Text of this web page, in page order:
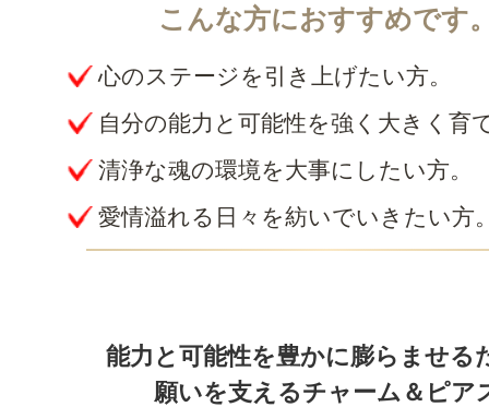
心のステージを引き上げたい方。
自分の能力と可能性を強く大きく育
清浄な魂の環境を大事にしたい方。
愛情溢れる日々を紡いでいきたい方
能力と可能性を豊かに膨らませる
願いを支えるチャーム＆ピア